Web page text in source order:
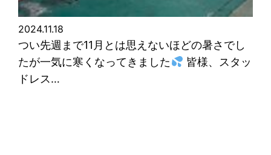
2024.11.18
つい先週まで11月とは思えないほどの暑さでし
たが一気に寒くなってきました
皆様、スタッ
ドレス…